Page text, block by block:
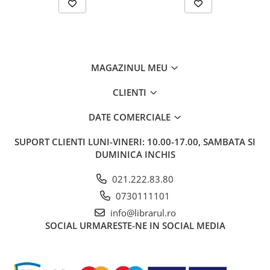
Conservarea si pastrarea
Carti de colorat pentru adulti
Hobby
Al Doilea Razboi Mondial
Istoria comunismului
MAGAZINUL MEU
CLIENTI
DATE COMERCIALE
SUPORT CLIENTI LUNI-VINERI: 10.00-17.00, SAMBATA SI
DUMINICA INCHIS
021.222.83.80
0730111101
info@librarul.ro
SOCIAL URMARESTE-NE IN SOCIAL MEDIA